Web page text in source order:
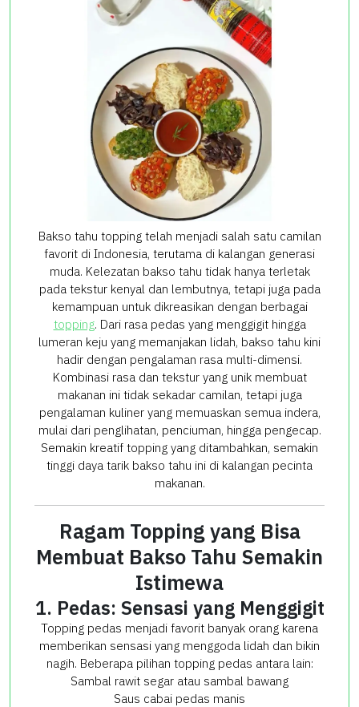
Bakso tahu topping telah menjadi salah satu camilan
favorit di Indonesia, terutama di kalangan generasi
muda. Kelezatan bakso tahu tidak hanya terletak
pada tekstur kenyal dan lembutnya, tetapi juga pada
kemampuan untuk dikreasikan dengan berbagai
topping. Dari rasa pedas yang menggigit hingga
lumeran keju yang memanjakan lidah, bakso tahu kini
hadir dengan pengalaman rasa multi-dimensi.
Kombinasi rasa dan tekstur yang unik membuat
makanan ini tidak sekadar camilan, tetapi juga
pengalaman kuliner yang memuaskan semua indera,
mulai dari penglihatan, penciuman, hingga pengecap.
Semakin kreatif topping yang ditambahkan, semakin
tinggi daya tarik bakso tahu ini di kalangan pecinta
makanan.
Ragam Topping yang Bisa
Membuat Bakso Tahu Semakin
Istimewa
1. Pedas: Sensasi yang Menggigit
Topping pedas menjadi favorit banyak orang karena
memberikan sensasi yang menggoda lidah dan bikin
nagih. Beberapa pilihan topping pedas antara lain:
Sambal rawit segar atau sambal bawang
Saus cabai pedas manis